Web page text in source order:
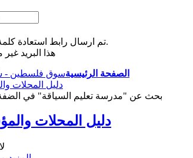
تم ارسال رابط استعادة كلمة المرور الى بريدك بنجاح.
هذا البريد
الصفحة الرئيسية
دليل المحلات
بحث عن "مدرسة تعليم السياقة" في الضفة
دليل المحلات